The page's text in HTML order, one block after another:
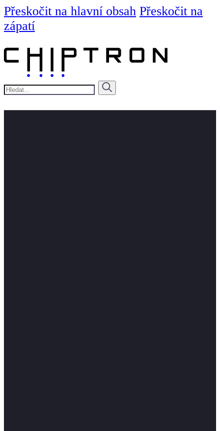
Přeskočit na hlavní obsah Přeskočit na
zápatí
Hledat